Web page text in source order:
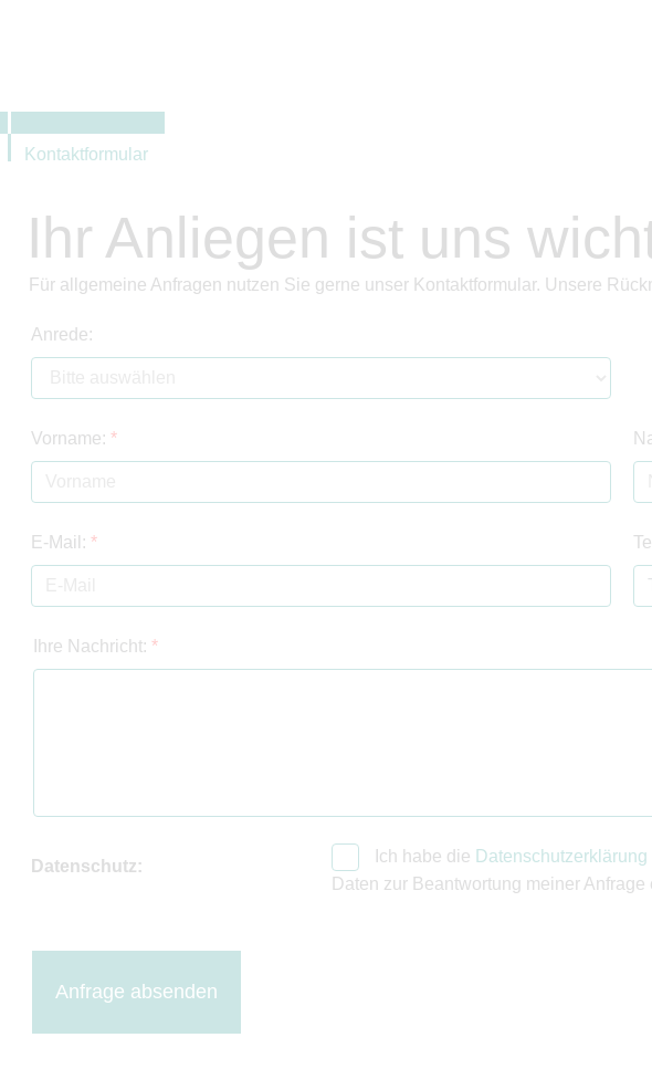
Kontaktformular
Ihr Anliegen ist uns
Für allgemeine Anfragen nutzen Sie gerne unser Kontaktformular. Unsere
Anrede:
Vorname: *
E-Mail: *
Ihre Nachricht: *
Datenschutz:
Ich habe die Datenschutzerklärung
Daten zur Beantwortung meiner
Anfrage absenden